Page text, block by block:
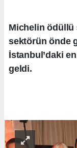
Michelin ödüllü
sektörün önde
İstanbul’daki
geldi.